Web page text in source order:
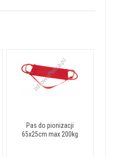
Pas do pionizacji
65x25cm max 200kg